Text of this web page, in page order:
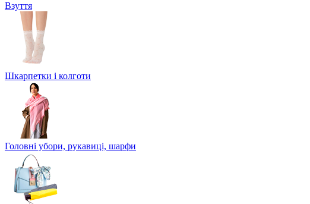
Взуття
Шкарпетки і колготи
Головні убори, рукавиці, шарфи